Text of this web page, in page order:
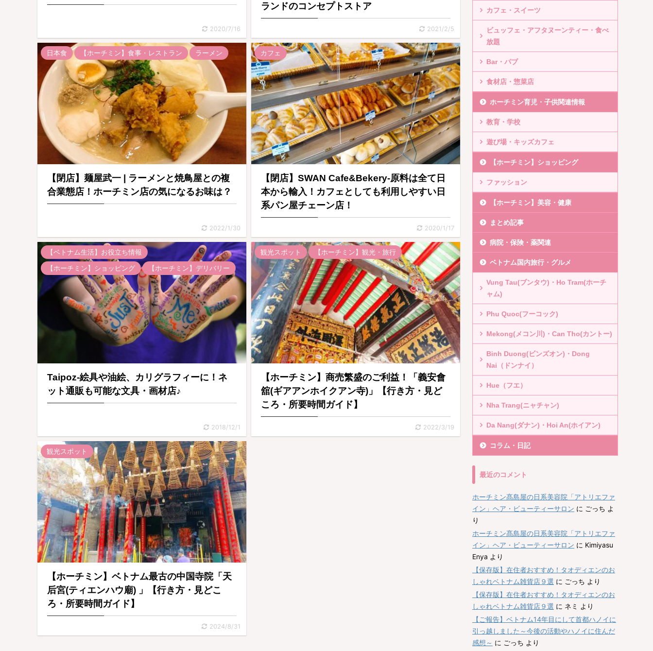
2020/7/16
ランドのコンセプトストア
2021/2/5
日本食 【ホーチミン】食事・レストラン ラーメン
【閉店】麺屋武一 | ラーメンと焼鳥屋との複
合業態店！ホーチミン店の気になるお味は？
2022/1/30
カフェ
【閉店】SWAN Cafe&Bekery-原料は全て日
本から輸入！カフェとしても利用しやすい日
系パン屋チェーン店！
2020/1/17
【ベトナム生活】お役立ち情報
【ホーチミン】ショッピング
【ホーチミン】デリバリー
Taipoz-絵具や油絵、カリグラフィーに！ネ
ット通販も可能な文具・画材店♪
2018/12/1
観光スポット 【ホーチミン】観光・旅行
【ホーチミン】商売繁盛のご利益！「義安會
舘(ギアアンホイクアン寺)」【行き方・見ど
ころ・所要時間ガイド】
2022/3/19
観光スポット
【ホーチミン】ベトナム最古の中国寺院「天
后宮(ティエンハウ廟) 」【行き方・見どこ
ろ・所要時間ガイド】
2024/8/31
カフェ・スイーツ
ビュッフェ・アフタヌーンティー・食べ
放題
Bar・パブ
食材店・惣菜店
ホーチミン育児・子供関連情報
教育・学校
遊び場・キッズカフェ
【ホーチミン】ショッピング
ファッション
【ホーチミン】美容・健康
まとめ記事
病院・保険・薬関連
ベトナム国内旅行・グルメ
Vung Tau(ブンタウ)・Ho Tram(ホーチ
ャム)
Phu Quoc(フーコック)
Mekong(メコン川)・Can Tho(カントー)
Binh Duong(ビンズオン)・Dong
Nai（ドンナイ）
Hue（フエ）
Nha Trang(ニャチャン)
Da Nang(ダナン)・Hoi An(ホイアン)
コラム・日記
最近のコメント
ホーチミン髙島屋の日系美容院「アトリエファ
イン」ヘア・ビューティーサロン に ごっち よ
り
ホーチミン髙島屋の日系美容院「アトリエファ
イン」ヘア・ビューティーサロン に Kimiyasu
Enya より
【保存版】在住者おすすめ！タオディエンのお
しゃれベトナム雑貨店９選 に ごっち より
【保存版】在住者おすすめ！タオディエンのお
しゃれベトナム雑貨店９選 に ネミ より
【ご報告】ベトナム14年目にして首都ハノイに
引っ越しました～今後の活動やハノイに住んだ
感想～ に ごっち より